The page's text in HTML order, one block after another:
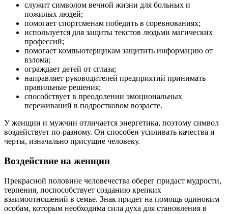
служит символом вечной жизни для больных и
пожилых людей;
помогает спортсменам победить в соревнованиях;
используется для защиты текстов людьми магических
профессий;
помогает компьютерщикам защитить информацию от
взлома;
ограждает детей от сглаза;
направляет руководителей предприятий принимать
правильные решения;
способствует в преодолении эмоциональных
переживаний в подростковом возрасте.
У женщин и мужчин отличается энергетика, поэтому символ
воздействует по-разному. Он способен усиливать качества и
черты, изначально присущие человеку.
Воздействие на женщин
Прекрасной половине человечества оберег придаст мудрости,
терпения, поспособствует созданию крепких
взаимоотношений в семье. Знак придет на помощь одиноким
особам, которым необходима сила духа для становления в